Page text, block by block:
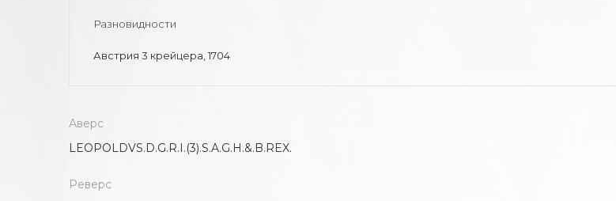
Разновидности
Австрия 3 крейцера, 1704
Аверс
LEOPOLDVS.D.G.R.I.(3).S.A.G.H.&.B.REX.
Реверс